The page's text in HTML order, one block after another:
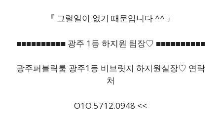
『 그럴일이 없기 때문입니다 ^^ 』
■■■■■■■■■■ 광주 1등 하지원 팀장♡ ■■■■■■■■■■
광주퍼블릭룸 광주1등 비브릿지 하지원실장♡ 연락
처
O1O.5712.0948 <<